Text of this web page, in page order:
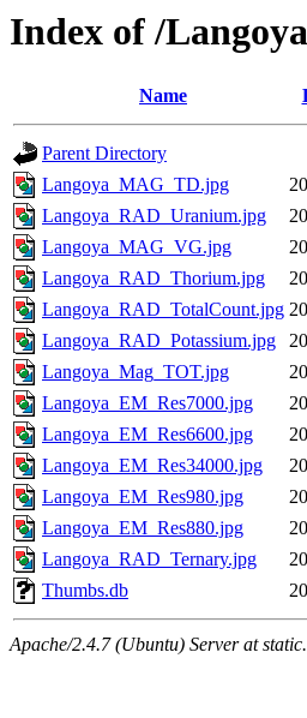
Index of /
Name
Parent Directory
Langoya_MAG_TD.jpg
Langoya_RAD_Uranium.jpg
Langoya_MAG_VG.jpg
Langoya_RAD_Thorium.jpg
Langoya_RAD_TotalCount.jpg
Langoya_RAD_Potassium.jpg
Langoya_Mag_TOT.jpg
Langoya_EM_Res7000.jpg
Langoya_EM_Res6600.jpg
Langoya_EM_Res34000.jpg
Langoya_EM_Res980.jpg
Langoya_EM_Res880.jpg
Langoya_RAD_Ternary.jpg
Thumbs.db
Apache/2.4.7 (Ubuntu) Server at